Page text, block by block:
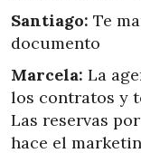
Santiago: Te
documento
Marcela: La
los contratos y
Las reservas
hace el